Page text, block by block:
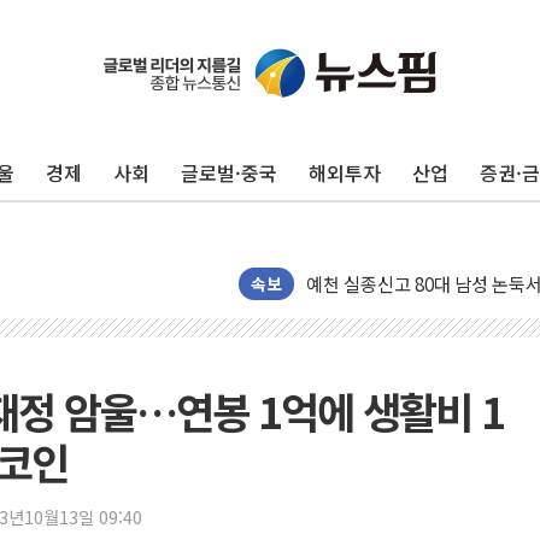
경제 사회 글로벌·중국 해외투자 산업 증권·
속보
美 민주, 트럼프 측에 200만
"35초마다 중국과 통신"...美
한병도 "막말 정치를 좌시하지
AIA그룹, 12년 연속 MDRT 회
암울…연봉 1억에 생활비 1
인
년10월13일 09:40